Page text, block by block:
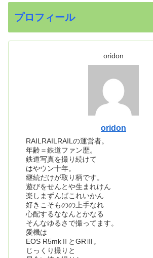
プロフィール
oridon
oridon
RAILRAILRAILの運営者。
年齢＝鉄道ファン歴。
鉄道写真を撮り続けて
はやウン十年。
継続だけが取り柄です。
遊びをせんとや生まれけん
楽しまずんばこれいかん
好きこそものの上手なれ
心配するななんとかなる
そんなゆるさで撮ってます。
愛機は
EOS R5mkⅡとGRⅢ。
じっくり撮りと